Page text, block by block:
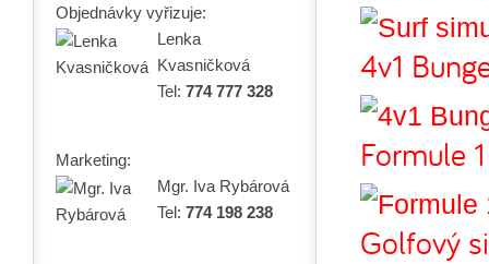
4v1
Formule
Golfový
Objednávky vyřizuje:
Lenka
Kvasničková
Tel: 774 777 328
Marketing:
Mgr. Iva Rybárová
Tel: 774 198 238